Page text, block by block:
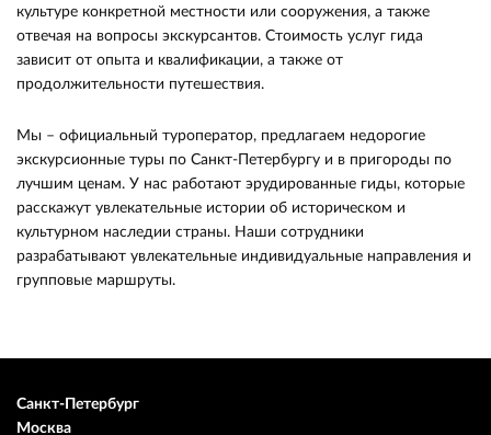
культуре конкретной местности или сооружения, а также
отвечая на вопросы экскурсантов. Стоимость услуг гида
зависит от опыта и квалификации, а также от
продолжительности путешествия.
Мы – официальный туроператор, предлагаем недорогие
экскурсионные туры по Санкт-Петербургу и в пригороды по
лучшим ценам. У нас работают эрудированные гиды, которые
расскажут увлекательные истории об историческом и
культурном наследии страны. Наши сотрудники
разрабатывают увлекательные индивидуальные направления и
групповые маршруты.
Санкт-Петербург
Москва